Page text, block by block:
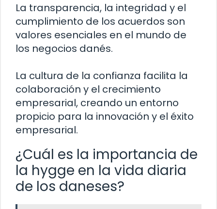
La transparencia, la integridad y el
cumplimiento de los acuerdos son
valores esenciales en el mundo de
los negocios danés.
La cultura de la confianza facilita la
colaboración y el crecimiento
empresarial, creando un entorno
propicio para la innovación y el éxito
empresarial.
¿Cuál es la importancia de
la hygge en la vida diaria
de los daneses?